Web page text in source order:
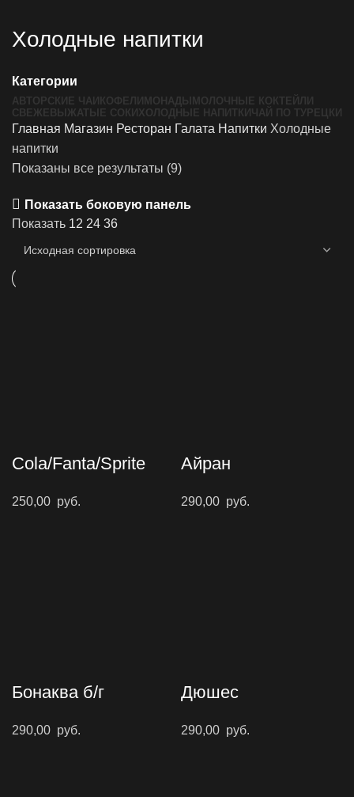
Холодные напитки
Категории
АВТОРСКИЕ ЧАИ КОФЕЛИМОНАДЫ МОЛОЧНЫЕ КОКТЕЙЛИ
СВЕЖЕВЫЖАТЫЕ СОКИ ХОЛОДНЫЕ НАПИТКИ ЧАЙ ПО ТУРЕЦКИ
Главная Магазин Ресторан Галата Напитки Холодные
напитки
Показаны все результаты (9)
Показать боковую панель
Показать 12 24 36
Cola/Fanta/Sprite
250,00 руб.
Айран
290,00 руб.
Бонаква б/г
290,00 руб.
Дюшес
290,00 руб.